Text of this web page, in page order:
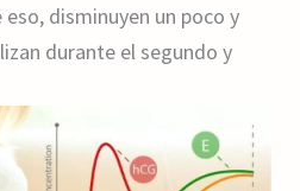
disminuyen un poco y
durante el segundo y